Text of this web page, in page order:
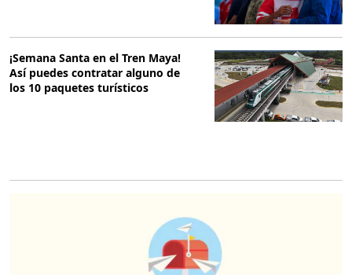
¡Semana Santa en el Tren Maya!
Así puedes contratar alguno de
los 10 paquetes turísticos